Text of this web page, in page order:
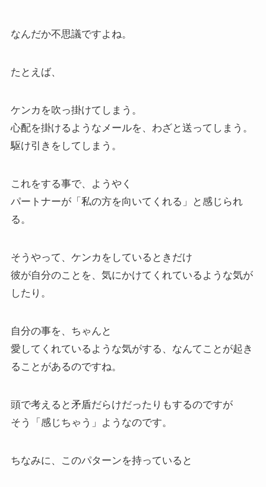
なんだか不思議ですよね。
たとえば、
ケンカを吹っ掛けてしまう。
心配を掛けるようなメールを、わざと送ってしまう。
駆け引きをしてしまう。
これをする事で、ようやく
パートナーが「私の方を向いてくれる」と感じられ
る。
そうやって、ケンカをしているときだけ
彼が自分のことを、気にかけてくれているような気が
したり。
自分の事を、ちゃんと
愛してくれているような気がする、なんてことが起き
ることがあるのですね。
頭で考えると矛盾だらけだったりもするのですが
そう「感じちゃう」ようなのです。
ちなみに、このパターンを持っていると